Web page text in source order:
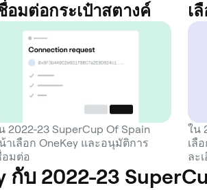
อมต่อกระเป๋าสตางค์
2022-23 SuperCup Of Spain
าเลือก OneKey และอนุมัติการ
อมต่อ
เ
ใน
เลื
ละ
กับ 2022-23